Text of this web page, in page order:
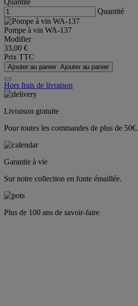
Quantité
Quantité
Pompe à vin WA-137
Modifier
33,00 €
Prix TTC
Ajouter au panier Ajouter au panier
Hors frais de livraison
Livraison gratuite
Pour toutes les commandes de plus de 50€.
Garantie à vie
Sur notre collection en fonte émaillée.
Plus de 100 ans de savoir-faire